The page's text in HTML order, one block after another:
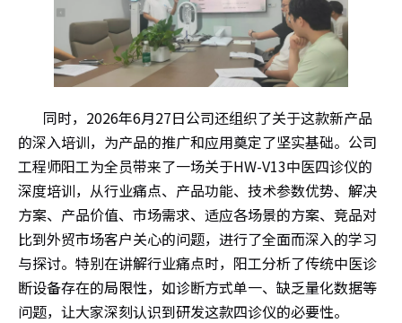
同时，2026年6月27日公司还组织了关于这款新产品
的深入培训，为产品的推广和应用奠定了坚实基础。公司
工程师阳工为全员带来了一场关于HW-V13中医四诊仪的
深度培训，从行业痛点、产品功能、技术参数优势、解决
方案、产品价值、市场需求、适应各场景的方案、竞品对
比到外贸市场客户关心的问题，进行了全面而深入的学习
与探讨。特别在讲解行业痛点时，阳工分析了传统中医诊
断设备存在的局限性，如诊断方式单一、缺乏量化数据等
问题，让大家深刻认识到研发这款四诊仪的必要性。